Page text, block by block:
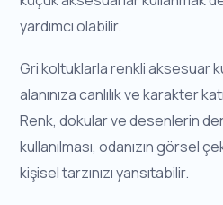
yardımcı olabilir.
Gri koltuklarla renkli aksesuar
alanınıza canlılık ve karakter
Renk, dokular ve desenlerin
kullanılması, odanızın görsel
kişisel tarzınızı yansıtabilir.